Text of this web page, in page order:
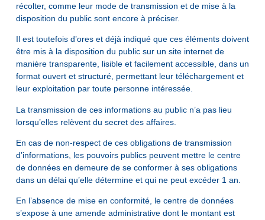
récolter, comme leur mode de transmission et de mise à la
disposition du public sont encore à préciser.
Il est toutefois d’ores et déjà indiqué que ces éléments doivent
être mis à la disposition du public sur un site internet de
manière transparente, lisible et facilement accessible, dans un
format ouvert et structuré, permettant leur téléchargement et
leur exploitation par toute personne intéressée.
La transmission de ces informations au public n’a pas lieu
lorsqu’elles relèvent du secret des affaires.
En cas de non-respect de ces obligations de transmission
d’informations, les pouvoirs publics peuvent mettre le centre
de données en demeure de se conformer à ses obligations
dans un délai qu’elle détermine et qui ne peut excéder 1 an.
En l’absence de mise en conformité, le centre de données
s’expose à une amende administrative dont le montant est